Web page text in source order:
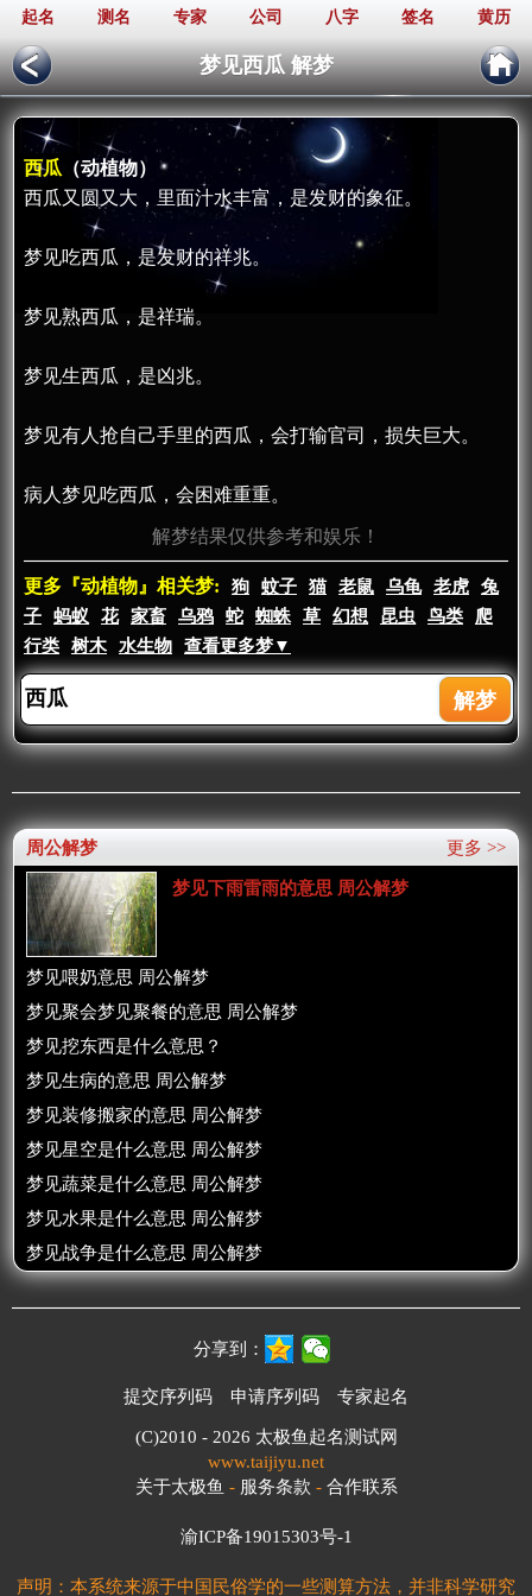
起名 测名 专家 公司 八字 签名 黄历
梦见西瓜 解梦
西瓜 （动植物）
西瓜又圆又大，里面汁水丰富，是发财的象征。
梦见吃西瓜，是发财的祥兆。
梦见熟西瓜，是祥瑞。
梦见生西瓜，是凶兆。
梦见有人抢自己手里的西瓜，会打输官司，损失巨大。
病人梦见吃西瓜，会困难重重。
解梦结果仅供参考和娱乐！
更多『动植物』相关梦: 狗 蚊子 猫 老鼠 乌龟 老虎
兔
子
蚂蚁 花 家畜 乌鸦 蛇 蜘蛛 草 幻想 昆虫 鸟类
爬
行类
树木 水生物 查看更多梦▼
更多 >>
周公解梦
梦见下雨雷雨的意思 周公解梦
梦见喂奶意思 周公解梦
梦见聚会梦见聚餐的意思 周公解梦
梦见挖东西是什么意思？
梦见生病的意思 周公解梦
梦见装修搬家的意思 周公解梦
梦见星空是什么意思 周公解梦
梦见蔬菜是什么意思 周公解梦
梦见水果是什么意思 周公解梦
梦见战争是什么意思 周公解梦
分享到：
提交序列码 申请序列码 专家起名
(C)2010 - 2026 太极鱼起名测试网
www.taijiyu.net
关于太极鱼 - 服务条款 - 合作联系
渝ICP备19015303号-1
声明：本系统来源于中国民俗学的一些测算方法，并非科学研究